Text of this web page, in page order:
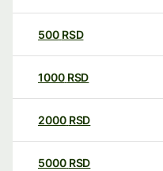
500 RSD
1000 RSD
2000 RSD
5000 RSD